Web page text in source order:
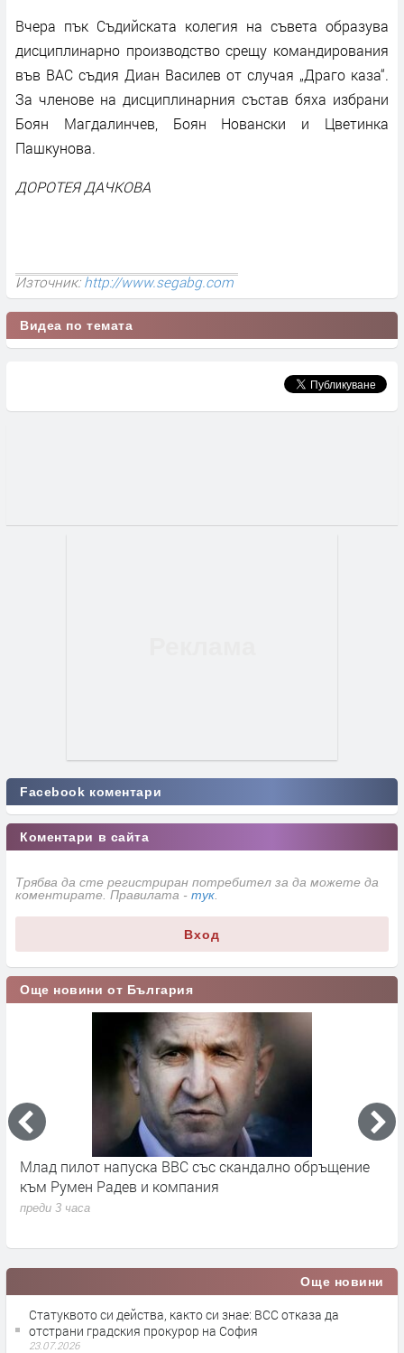
Вчера пък Съдийската колегия на съвета образува
дисциплинарно производство срещу командирования
във ВАС съдия Диан Василев от случая „Драго каза“.
За членове на дисциплинарния състав бяха избрани
Боян Магдалинчев, Боян Новански и Цветинка
Пашкунова.
ДОРОТЕЯ ДАЧКОВА
Източник:http://www.segabg.com
Видеа по темата
Facebook коментари
Коментари в сайта
Трябва да сте регистриран потребител за да можете да
коментирате. Правилата - тук
Вход
Още новини от България
Млад пилот напуска ВВС със скандално обръщение
към Румен Радев и компания
преди 3 часа
Още новини
Статуквото си действа, както си знае: ВСС отказа да
отстрани градския прокурор на София
23.07.2026